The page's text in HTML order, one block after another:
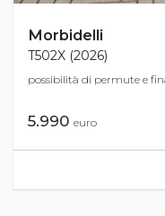
Morbidelli
T502X (2026)
possibilità di permute e
5.990 euro